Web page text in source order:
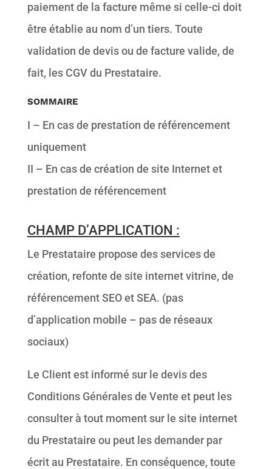
paiement de la facture même si celle-ci doit
être établie au nom d’un tiers. Toute
validation de devis ou de facture valide, de
fait, les CGV du Prestataire.
SOMMAIRE
I – En cas de prestation de référencement
uniquement
II – En cas de création de site Internet et
prestation de référencement
CHAMP D’APPLICATION :
Le Prestataire propose des services de
création, refonte de site internet vitrine, de
référencement SEO et SEA. (pas
d’application mobile – pas de réseaux
sociaux)
Le Client est informé sur le devis des
Conditions Générales de Vente et peut les
consulter à tout moment sur le site internet
du Prestataire ou peut les demander par
écrit au Prestataire. En conséquence, toute